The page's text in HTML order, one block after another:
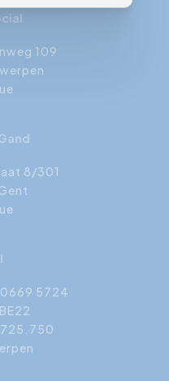
109
8/301
0669 5724